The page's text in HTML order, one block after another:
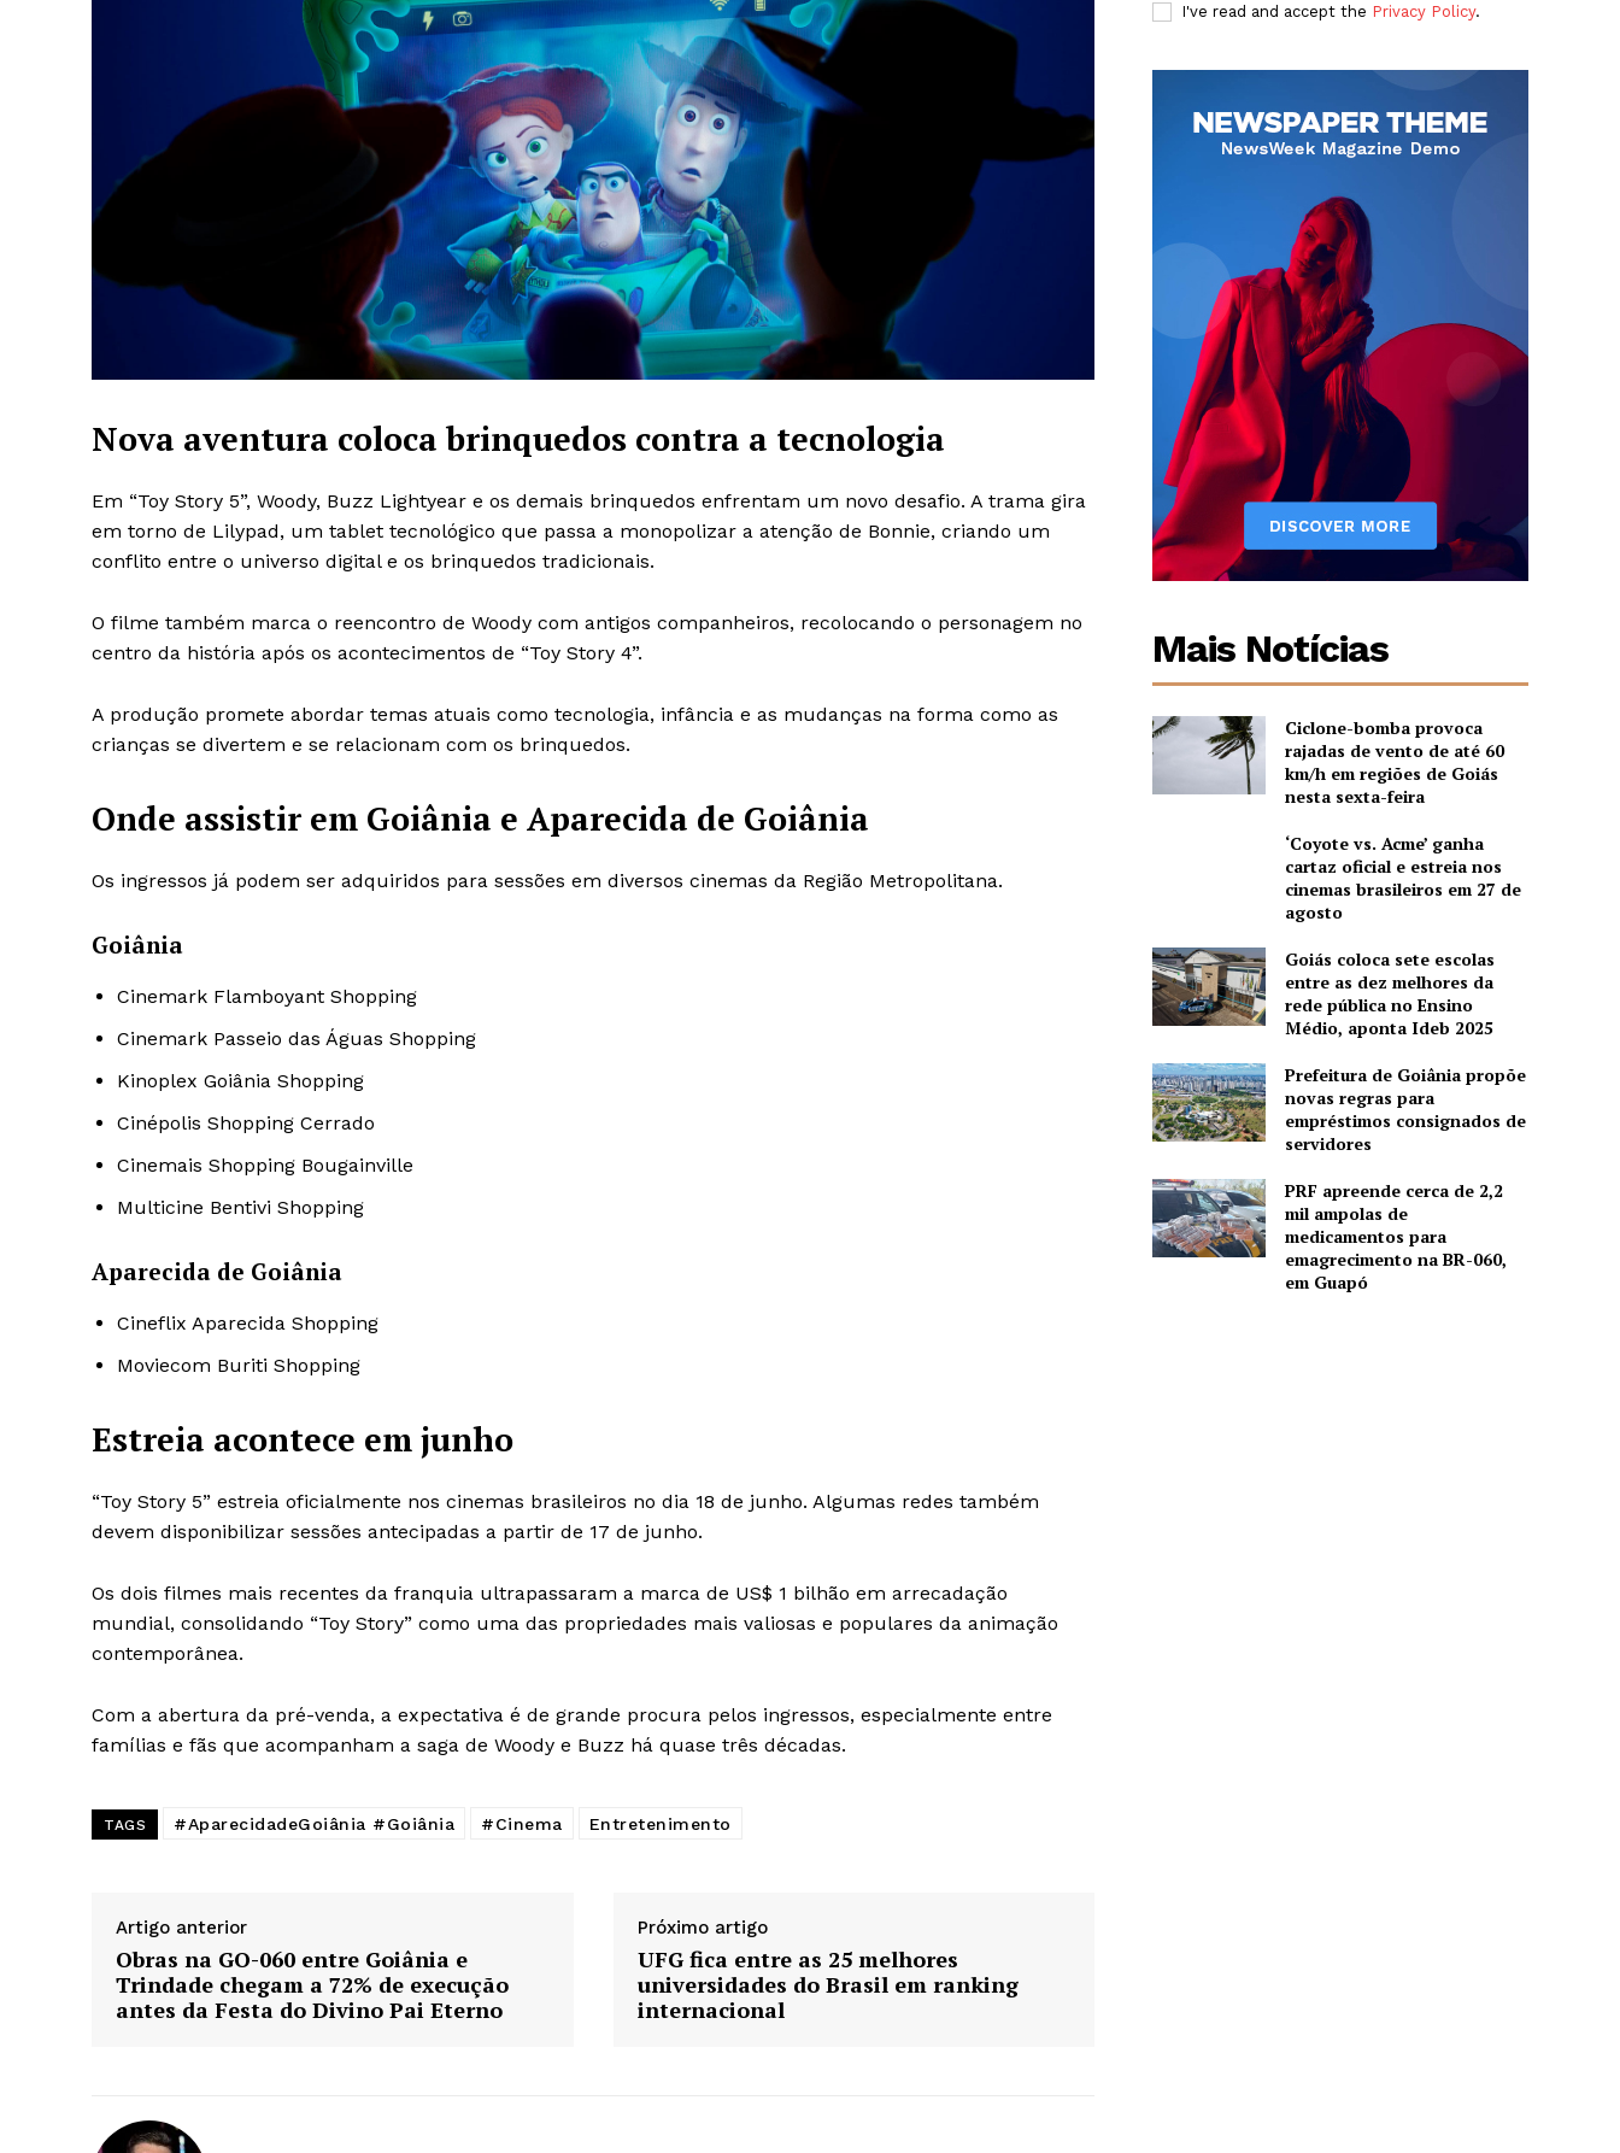
Nova aventura coloca brinquedos contra a tecnologia
Em “Toy Story 5”, Woody, Buzz Lightyear e os demais brinquedos enfrentam um novo desafio. A trama gira
em torno de Lilypad, um tablet tecnológico que passa a monopolizar a atenção de Bonnie, criando um
conflito entre o universo digital e os brinquedos tradicionais.
O filme também marca o reencontro de Woody com antigos companheiros, recolocando o personagem no
centro da história após os acontecimentos de “Toy Story 4”.
A produção promete abordar temas atuais como tecnologia, infância e as mudanças na forma como as
crianças se divertem e se relacionam com os brinquedos.
Onde assistir em Goiânia e Aparecida de Goiânia
Os ingressos já podem ser adquiridos para sessões em diversos cinemas da Região Metropolitana.
Goiânia
Cinemark Flamboyant Shopping
Cinemark Passeio das Águas Shopping
Kinoplex Goiânia Shopping
Cinépolis Shopping Cerrado
Cinemais Shopping Bougainville
Multicine Bentivi Shopping
Aparecida de Goiânia
Cineflix Aparecida Shopping
Moviecom Buriti Shopping
Estreia acontece em junho
“Toy Story 5” estreia oficialmente nos cinemas brasileiros no dia 18 de junho. Algumas redes também
devem disponibilizar sessões antecipadas a partir de 17 de junho.
Os dois filmes mais recentes da franquia ultrapassaram a marca de US$ 1 bilhão em arrecadação
mundial, consolidando “Toy Story” como uma das propriedades mais valiosas e populares da animação
contemporânea.
Com a abertura da pré-venda, a expectativa é de grande procura pelos ingressos, especialmente entre
famílias e fãs que acompanham a saga de Woody e Buzz há quase três décadas.
TAGS #AparecidadeGoiânia #Goiânia #Cinema Entretenimento
Artigo anterior
Obras na GO-060 entre Goiânia e
Trindade chegam a 72% de execução
antes da Festa do Divino Pai Eterno
Próximo artigo
UFG fica entre as 25 melhores
universidades do Brasil em ranking
internacional
I've read and accept the Privacy Policy.
Mais Notícias
Ciclone-bomba provoca
rajadas de vento de até 60
km/h em regiões de Goiás
nesta sexta-feira
‘Coyote vs. Acme’ ganha
cartaz oficial e estreia nos
cinemas brasileiros em 27 de
agosto
Goiás coloca sete escolas
entre as dez melhores da
rede pública no Ensino
Médio, aponta Ideb 2025
Prefeitura de Goiânia propõe
novas regras para
empréstimos consignados de
servidores
PRF apreende cerca de 2,2
mil ampolas de
medicamentos para
emagrecimento na BR-060,
em Guapó